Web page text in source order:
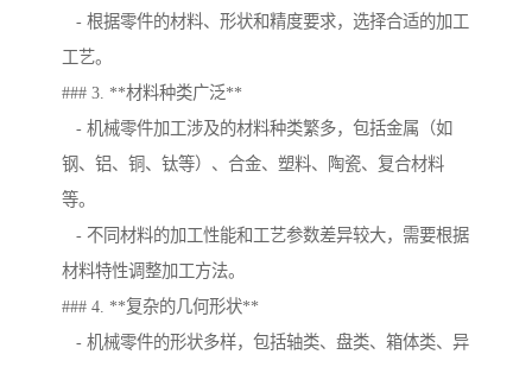
- 根据零件的材料、形状和精度要求，选择合适的加工
工艺。
### 3. **材料种类广泛**
- 机械零件加工涉及的材料种类繁多，包括金属（如
钢、铝、铜、钛等）、合金、塑料、陶瓷、复合材料
等。
- 不同材料的加工性能和工艺参数差异较大，需要根据
材料特性调整加工方法。
### 4. **复杂的几何形状**
- 机械零件的形状多样，包括轴类、盘类、箱体类、异